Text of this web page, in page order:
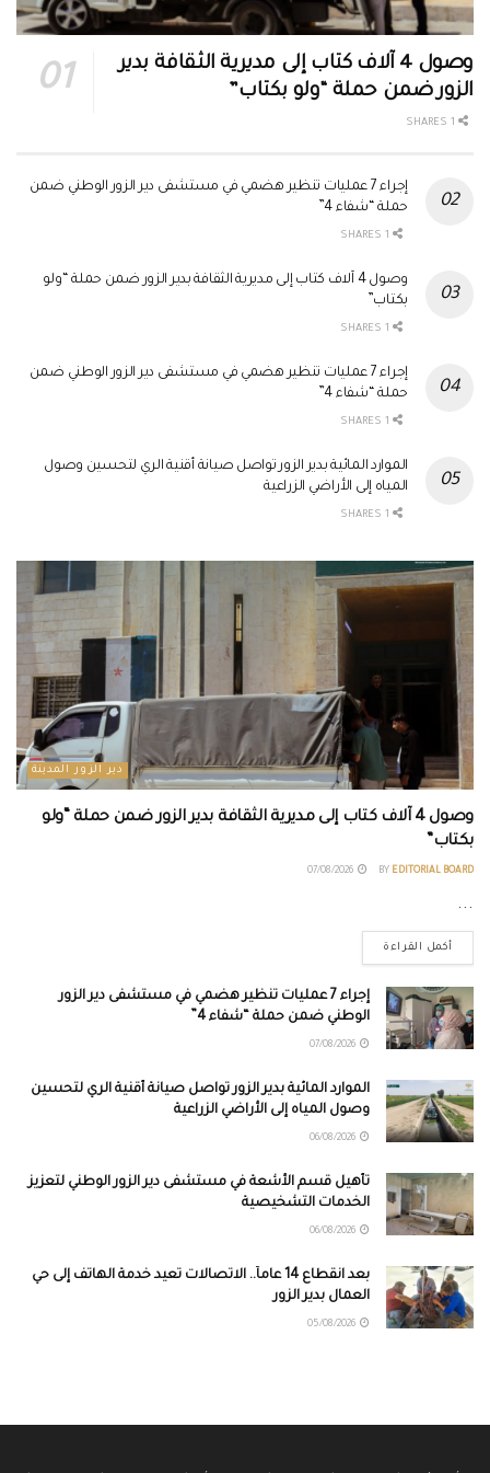
وصول 4 آلاف كتاب إلى مديرية الثقافة بدير
الزور ضمن حملة “ولو بكتاب”
إجراء 7 عمليات تنظير هضمي في مستشفى دير الزور الوطني ضمن
حملة “شفاء 4”
وصول 4 آلاف كتاب إلى مديرية الثقافة بدير الزور ضمن حملة “ولو
بكتاب”
إجراء 7 عمليات تنظير هضمي في مستشفى دير الزور الوطني ضمن
حملة “شفاء 4”
الموارد المائية بدير الزور تواصل صيانة أقنية الري لتحسين وصول
المياه إلى الأراضي الزراعية
دير الزور المدينة
وصول 4 آلاف كتاب إلى مديرية الثقافة بدير الزور ضمن حملة “ولو
بكتاب”
BY EDITORIAL BOARD
...
أكمل القراءة
إجراء 7 عمليات تنظير هضمي في مستشفى دير الزور
الوطني ضمن حملة “شفاء 4”
الموارد المائية بدير الزور تواصل صيانة أقنية الري لتحسين
وصول المياه إلى الأراضي الزراعية
تأهيل قسم الأشعة في مستشفى دير الزور الوطني لتعزيز
الخدمات التشخيصية
بعد انقطاع 14 عاماً.. الاتصالات تعيد خدمة الهاتف إلى حي
العمال بدير الزور